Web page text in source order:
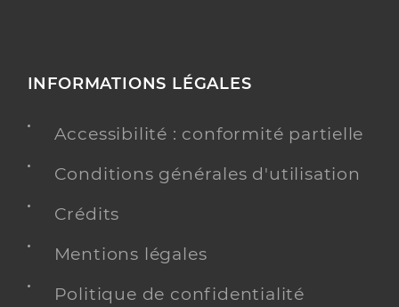
INFORMATIONS LÉGALES
Accessibilité : conformité partielle
Conditions générales d'utilisation
Crédits
Mentions légales
Politique de confidentialité